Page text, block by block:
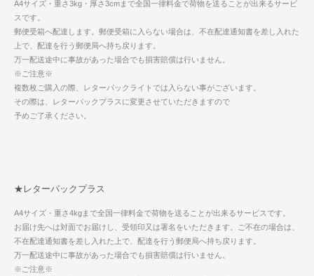
A4サイズ・重さ3kg・厚さ3cmまで全国一律料金で荷物を送ることが出来るサービ
スです。
郵便受箱へ配達します。郵便受箱に入らない場合は、不在配達通知書を差し入れた
上で、配達を行う郵便局へ持ち戻ります。
万一配送途中に事故があった場合でも損害賠償は行いません。
※ご注意※
複数枚ご購入の際、レターパックライトでは入らない事がございます。
その際は、レターパックプラスに変更させていただきますので
予めご了承ください。
★レターパックプラス
A4サイズ・重さ4kgまで全国一律料金で荷物を送ることが出来るサービスです。
お届け先へは対面でお届けし、受領印又は署名をいただきます。ご不在の場合は、
不在配達通知書を差し入れた上で、配達を行う郵便局へ持ち戻ります。
万一配送途中に事故があった場合でも損害賠償は行いません。
※ご注意※